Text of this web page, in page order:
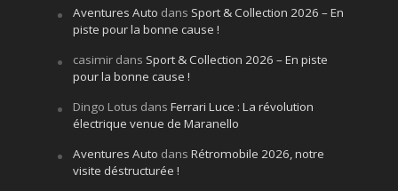
Aventures Auto dans Sport & Collection 2026 – En
piste pour la bonne cause !
casimirdans Sport & Collection 2026 – En piste
pour la bonne cause !
Dingo Lotus dans Ferrari Luce : La révolution
électrique venue de Maranello
Aventures Auto dans Rétromobile 2026, notre
visite déstructurée !